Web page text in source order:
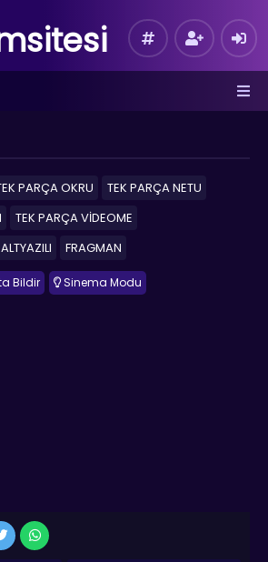
PARÇA OKRU
TEK PARÇA NETU
TEK PARÇA VİDEOME
ALTYAZILI FRAGMAN
Bildir Sinema Modu